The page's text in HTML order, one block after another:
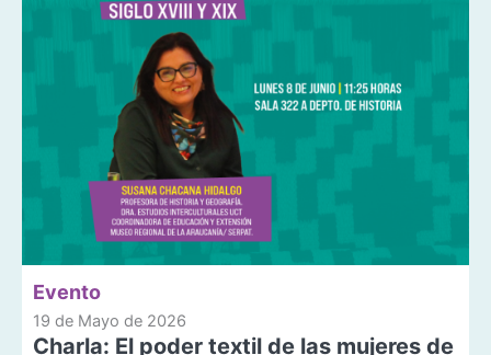
Evento
19 de Mayo de 2026
Charla: El poder textil de las mujeres de